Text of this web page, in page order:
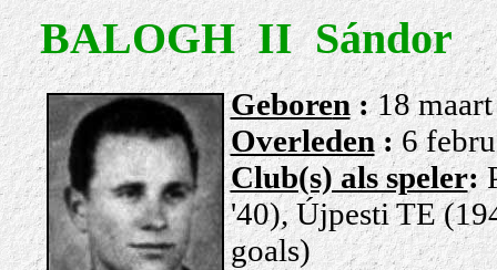
BALOGH II Sándor
Geboren:18
Overleden: 6
Club(s) als speler:
'40), Újpesti TE
goals)